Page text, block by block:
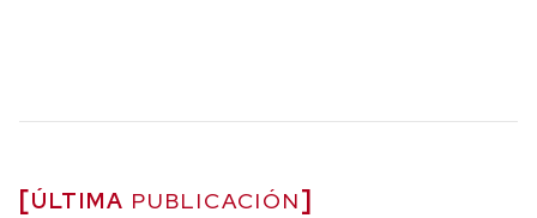
ÚLTIMA PUBLICACIÓN